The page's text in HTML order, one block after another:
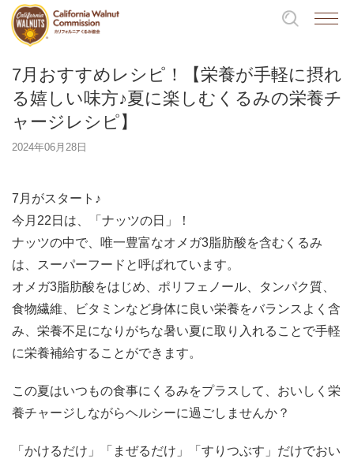
7月おすすめレシピ！【栄養が手軽に摂れ
る嬉しい味方♪夏に楽しむくるみの栄養チ
ャージレシピ】
2024年06月28日
7月がスタート♪
今月22日は、「ナッツの日」！
ナッツの中で、唯一豊富なオメガ3脂肪酸を含むくるみ
は、スーパーフードと呼ばれています。
オメガ3脂肪酸をはじめ、ポリフェノール、タンパク質、
食物繊維、ビタミンなど身体に良い栄養をバランスよく含
み、栄養不足になりがちな暑い夏に取り入れることで手軽
に栄養補給することができます。
この夏はいつもの食事にくるみをプラスして、おいしく栄
養チャージしながらヘルシーに過ごしませんか？
「かけるだけ」「まぜるだけ」「すりつぶす」だけでおい